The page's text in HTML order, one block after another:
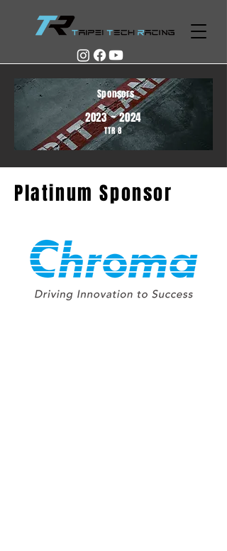
2023 ~2024
TTR8
Sponsors
Platinum Sponsor